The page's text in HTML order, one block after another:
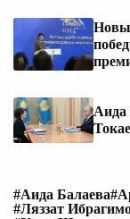
Аида
#Аида Балаева
#Ляззат